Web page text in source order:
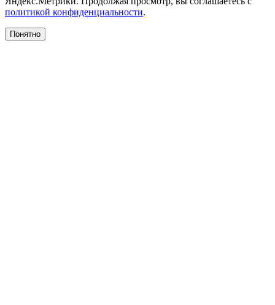
политикой конфиденциальности.
Понятно